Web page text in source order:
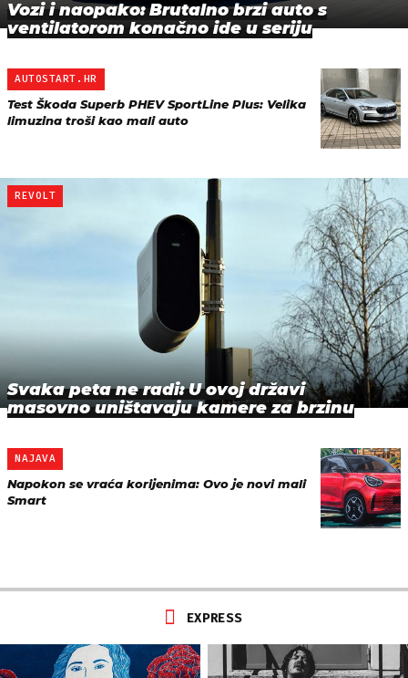
Vozi i naopako: Brutalno brzi auto s
ventilatorom konačno ide u seriju
AUTOSTART.HR
Test Škoda Superb PHEV SportLine Plus: Velika
limuzina troši kao mali auto
REVOLT
Svaka peta ne radi: U ovoj državi
masovno uništavaju kamere za brzinu
NAJAVA
Napokon se vraća korijenima: Ovo je novi mali
Smart